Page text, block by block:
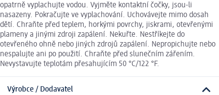
opatrně vyplachujte vodou. Vyjměte kontaktní čočky, jsou-li
nasazeny. Pokračujte ve vyplachování. Uchovávejte mimo dosah
dětí. Chraňte před teplem, horkými povrchy, jiskrami, otevřenými
plameny a jinými zdroji zapálení. Nekuřte. Nestříkejte do
otevřeného ohně nebo jiných zdrojů zapálení. Nepropichujte nebo
nespalujte ani po použití. Chraňte před slunečním zářením.
Nevystavujte teplotám přesahujícím 50 °C/122 °F.
Výrobce / Dodavatel